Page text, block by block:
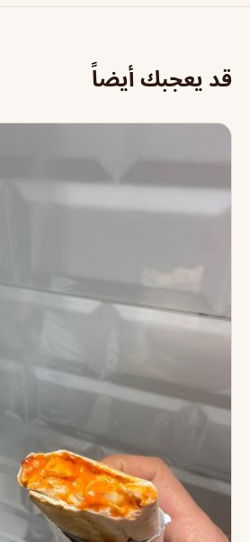
قد يعجبك أيضاً